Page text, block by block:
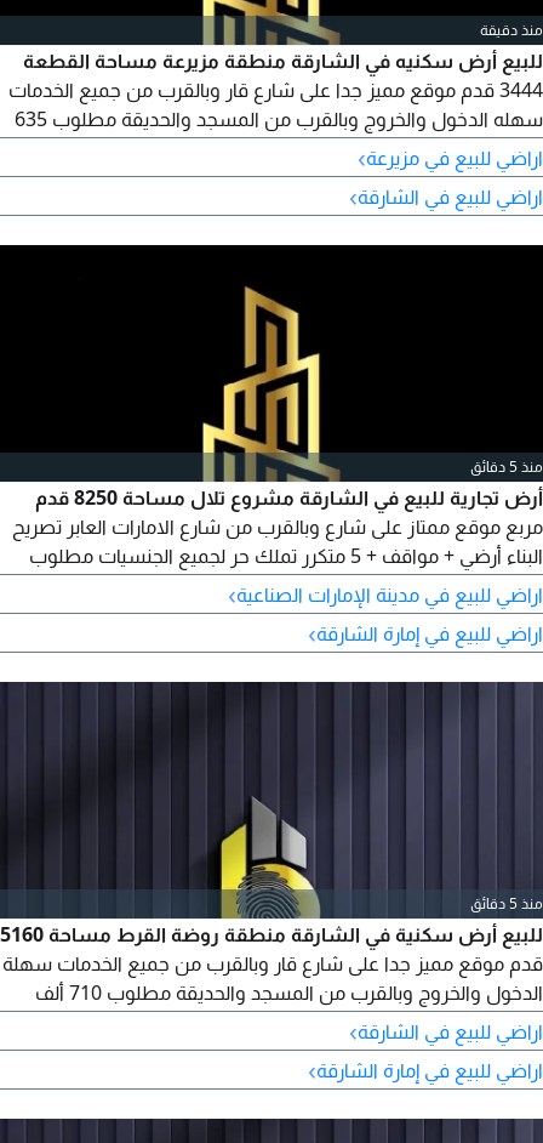
منذ دقيقة
للبيع أرض سكنيه في الشارقة منطقة مزيرعة مساحة القطعة
3444 قدم موقع مميز جدا على شارع قار وبالقرب من جميع الخدمات
سهله الدخول والخروج وبالقرب من المسجد والحديقة مطلوب 635
ألف درهم
اراضي للبيع في مزيرعة›
اراضي للبيع في الشارقة›
منذ 5 دقائق
أرض تجارية للبيع في الشارقة مشروع تلال مساحة 8250 قدم
مربع موقع ممتاز على شارع وبالقرب من شارع الامارات العابر تصريح
البناء أرضي + مواقف + 5 متكرر تملك حر لجميع الجنسيات مطلوب
قابل للتفاوض استشاري عقارات عبدالرحمن
اراضي للبيع في مدينة الإمارات الصناعية›
اراضي للبيع في إمارة الشارقة›
منذ 5 دقائق
للبيع أرض سكنية في الشارقة منطقة روضة القرط مساحة 5160
قدم موقع مميز جدا على شارع قار وبالقرب من جميع الخدمات سهلة
الدخول والخروج وبالقرب من المسجد والحديقة مطلوب 710 ألف
درهم نهائي مع امكانية التملك الأخوة العرب الوافدين بنظام كاش
اراضي للبيع في الشارقة›
اراضي للبيع في إمارة الشارقة›